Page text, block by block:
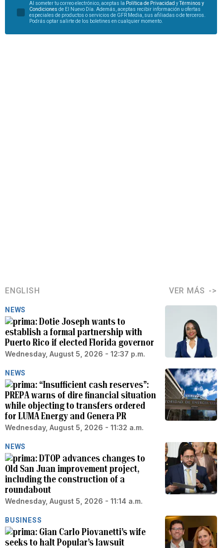
Al someter tu correo electrónico, aceptas la Política de Privacidad y
Términos y
Condiciones de El Nuevo Día. Además, aceptas recibir información u ofertas
especiales de productos o servicios de GFR Media, sus afiliadas o de terceros.
Podrás optar salirte de los boletines en cualquier momento.
ENGLISH VER MÁS
NEWS
Dotie Joseph wants to
establish a formal partnership with
Puerto Rico if elected Florida governor
Wednesday, August 5, 2026 - 12:37 p.m.
NEWS
“Insufficient cash reserves”:
PREPA warns of dire financial situation
while objecting to transfers ordered
for LUMA Energy and Genera PR
Wednesday, August 5, 2026 - 11:32 a.m.
NEWS
DTOP advances changes to
Old San Juan improvement project,
including the construction of a
roundabout
Wednesday, August 5, 2026 - 11:14 a.m.
BUSINESS
Gian Carlo Piovanetti’s wife
seeks to halt Popular’s lawsuit